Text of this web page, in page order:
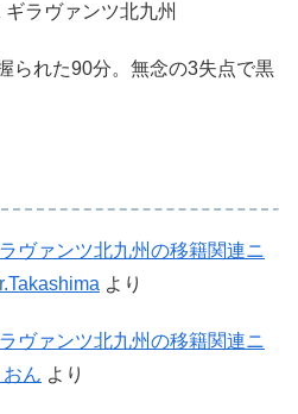
ラヴァンツ北九州
られた90分。無念の3失点で黒
ヴァンツ北九州の移籍関連ニ
より
ヴァンツ北九州の移籍関連ニ
おん より